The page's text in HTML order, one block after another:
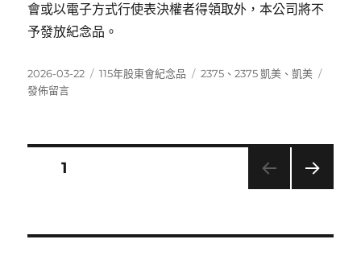
會或以電子方式行使表決權者得領取外，本公司將不
予發放紀念品。
發
佈
2026-03-22
分
115年股東會紀念品
標
2375 、2375 凱美 、凱美
發佈留言
分
頁次1